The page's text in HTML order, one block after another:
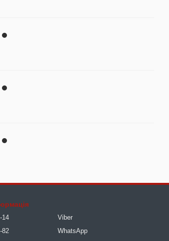
14
82
Viber
WhatsApp